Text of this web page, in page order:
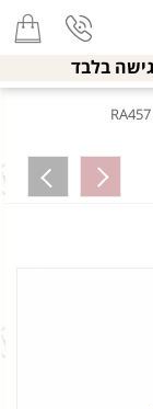
בלבד